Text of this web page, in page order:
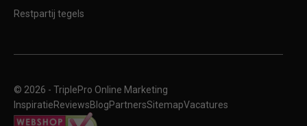
Restpartij tegels
© 2026 - TriplePro Online Marketing
InspiratieReviewsBlogPartnersSitemapVacatures